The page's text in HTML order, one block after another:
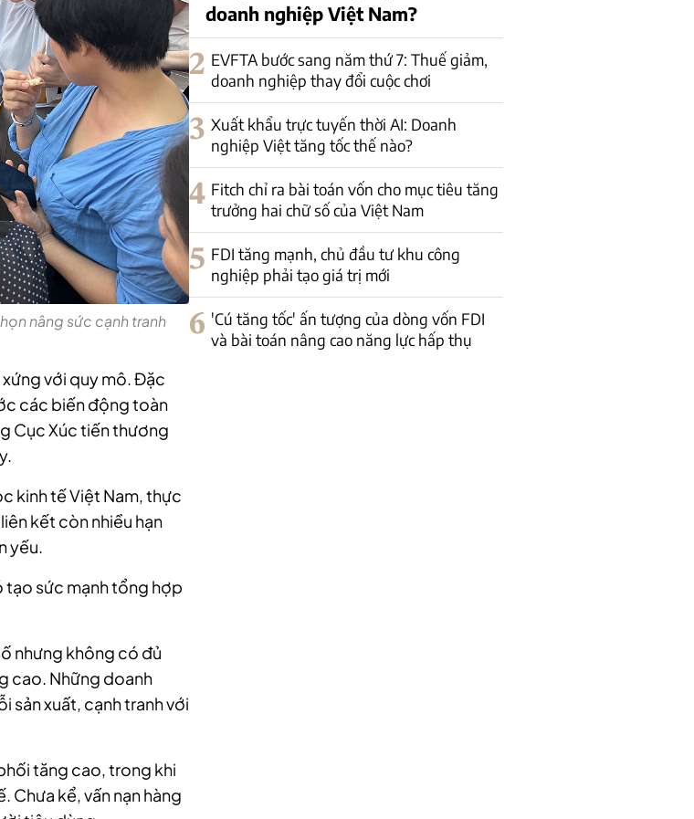
nâng sức cạnh tranh
với quy mô. Đặc
các biến động toàn
Cục Xúc tiến thương
kinh tế Việt Nam, thực
kết còn nhiều hạn
yếu.
tạo sức mạnh tổng hợp
nhưng không có đủ
cao. Những doanh
sản xuất, cạnh tranh với
tăng cao, trong khi
kể, vấn nạn hàng
doanh nghiệp Việt Nam?
2 EVFTA bước sang năm thứ 7: Thuế giảm,
doanh nghiệp thay đổi cuộc chơi
3 Xuất khẩu trực tuyến thời AI: Doanh
nghiệp Việt tăng tốc thế nào?
4 Fitch chỉ ra bài toán vốn cho mục tiêu tăng
trưởng hai chữ số của Việt Nam
5 FDI tăng mạnh, chủ đầu tư khu công
nghiệp phải tạo giá trị mới
6 'Cú tăng tốc' ấn tượng của dòng vốn FDI
và bài toán nâng cao năng lực hấp thụ